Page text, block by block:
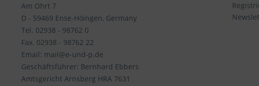
Am Ohrt 7
D - 59469 Ense-Höingen, Germany
Tel. 02938 - 98762 0
Fax. 02938 - 98762 22
Email: mail@e-und-p.de
Geschäftsführer: Bernhard Ebbers
Amtsgericht Arnsberg HRA 7631